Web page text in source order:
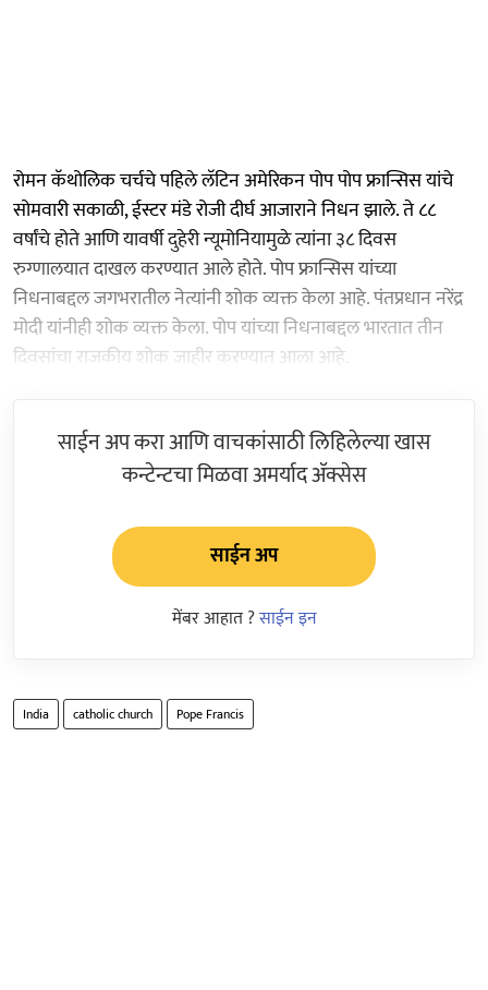
रोमन कॅथोलिक चर्चचे पहिले लॅटिन अमेरिकन पोप पोप फ्रान्सिस यांचे
सोमवारी सकाळी, ईस्टर मंडे रोजी दीर्घ आजाराने निधन झाले. ते ८८
वर्षांचे होते आणि यावर्षी दुहेरी न्यूमोनियामुळे त्यांना ३८ दिवस
रुग्णालयात दाखल करण्यात आले होते. पोप फ्रान्सिस यांच्या
निधनाबद्दल जगभरातील नेत्यांनी शोक व्यक्त केला आहे. पंतप्रधान नरेंद्र
मोदी यांनीही शोक व्यक्त केला. पोप यांच्या निधनाबद्दल भारतात तीन
दिवसांचा राजकीय शोक जाहीर करण्यात आला आहे.
साईन अप करा आणि वाचकांसाठी लिहिलेल्या खास
कन्टेन्टचा मिळवा अमर्याद ॲक्सेस
साईन अप
मेंबर आहात ?साईन इन
India catholic church Pope Francis